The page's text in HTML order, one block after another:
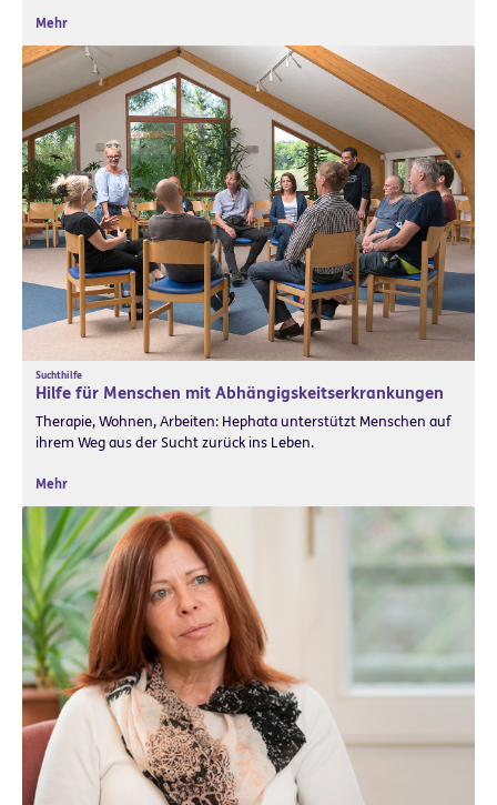
Mehr
Suchthilfe
Hilfe für Menschen mit Abhängigskeitserkrankungen
Therapie, Wohnen, Arbeiten: Hephata unterstützt Menschen auf
ihrem Weg aus der Sucht zurück ins Leben.
Mehr